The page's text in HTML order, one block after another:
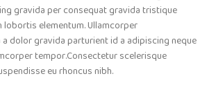
gravida per consequat gravida tristique
elementum. Ullamcorper
dolor gravida parturient id a adipiscing neque
tempor.Consectetur scelerisque
eu rhoncus nibh.